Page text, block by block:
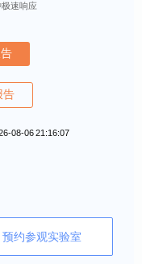
速响应
告
08-06 21:16:07
预约参观实验室